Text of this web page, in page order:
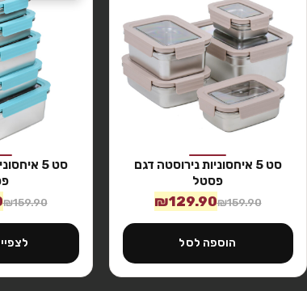
סט 5 איחסוניות נירוסטה דגם
פסטל
₪159.90
₪129.90
הוספה לסל
סט 5
₪159.90